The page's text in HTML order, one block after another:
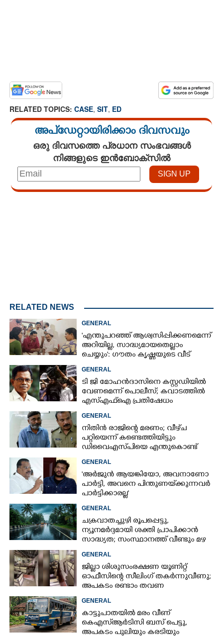
RELATED TOPICS: CASE, SIT, ED
അപ്ഡേറ്റായിരിക്കാം ദിവസവും
ഒരു ദിവസത്തെ പ്രധാന സംഭവങ്ങൾ
നിങ്ങളുടെ ഇൻബോക്സിൽ
RELATED NEWS
GENERAL
'എന്തുപറഞ്ഞ് ആശ്വസിപ്പിക്കണമെന്ന്
അറിയില്ല, സാദ്ധ്യമായതെല്ലാം
ചെയ്യും': ഗൗതം കൃഷ്ണയുടെ വീട്
GENERAL
ടി ജി മോഹൻദാസിനെ കസ്റ്റഡിയിൽ
വേണമെന്ന് പൊലീസ്; കവാടത്തിൽ
എസ്എഫ്ഐ പ്രതിഷേധം
GENERAL
നിതിൻ രാജിന്റെ മരണം; വീഴ്‌ച
പറ്റിയെന്ന് കണ്ടെത്തിയിട്ടും
ഡിവൈഎസ്‌പിയെ എന്തുകൊണ്ട്
ഹൈക്കോടതി
GENERAL
'അർജുൻ ആയങ്കിയോ, അവനാണോ
പാർട്ടി, അവനെ പിന്തുണയ്‌ക്കുന്നവർ
പാർട്ടിക്കാരല്ല'
GENERAL
ചക്രവാതച്ചുഴി രൂപപ്പെട്ടു,
ന്യൂനമർദ്ദമായി ശക്തി പ്രാപിക്കാൻ
സാദ്ധ്യത; സംസ്ഥാനത്ത് വീണ്ടും മഴ
GENERAL
ജില്ലാ ശിശുസംരക്ഷണ യൂണിറ്റ്
ഓഫീസിന്റെ സീലിംഗ് തകർന്നുവീണു;
അപകടം രണ്ടാം തവണ
GENERAL
കാട്ടുപാതയിൽ മരം വീണ്
കെഎസ്‌ആർടിസി ബസ് പെട്ടു,
അപകടം പുലിയും കരടിയും